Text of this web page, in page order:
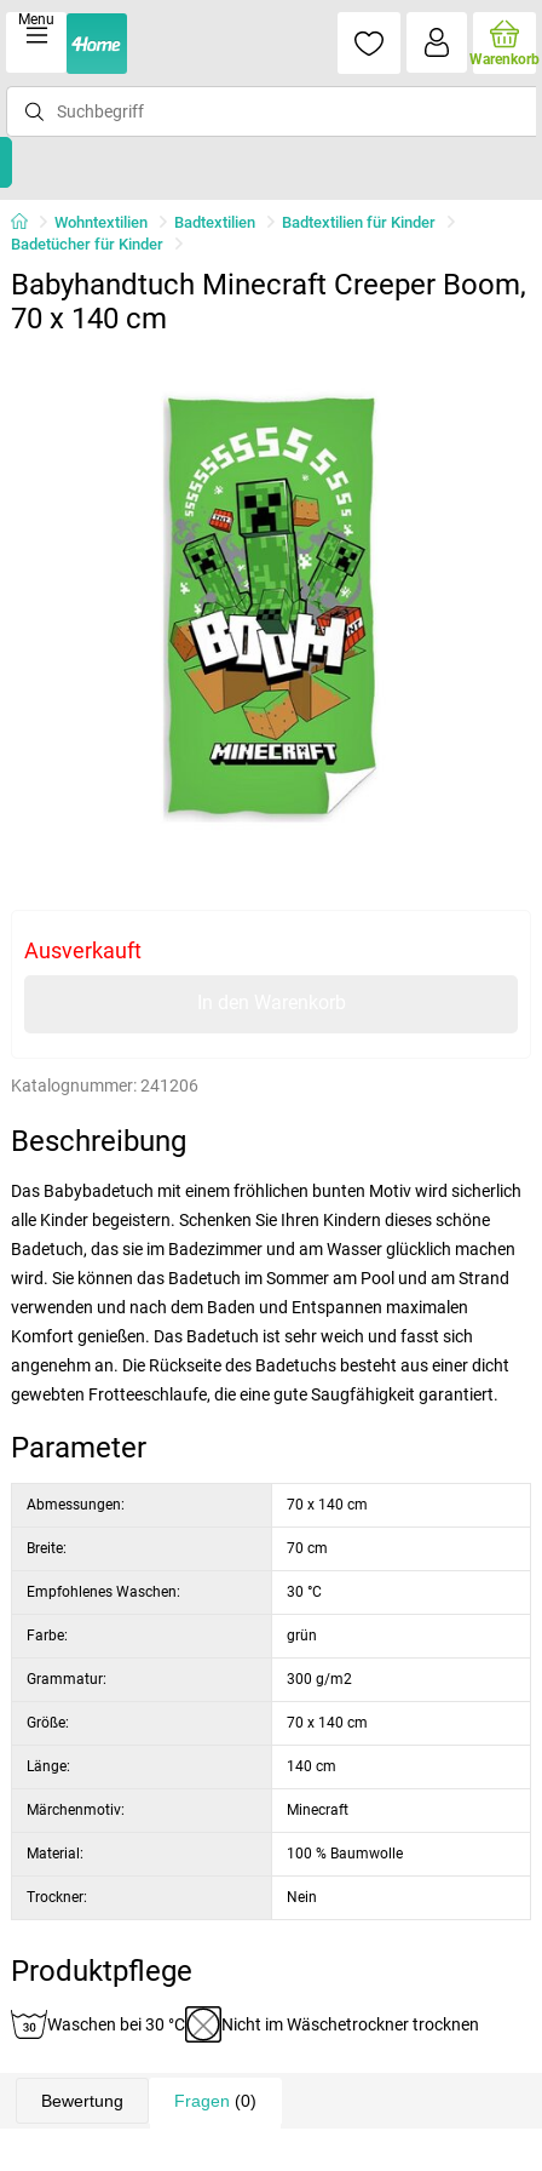
Menu
Warenkorb
Wohntextilien Badtextilien
Badtextilien für Kinder
Badetücher für Kinder
Babyhandtuch Minecraft Creeper Boom,
70 x 140 cm
Ausverkauft
Katalognummer:241206
Beschreibung
Das Babybadetuch mit einem fröhlichen bunten Motiv wird sicherlich
alle Kinder begeistern. Schenken Sie Ihren Kindern dieses schöne
Badetuch, das sie im Badezimmer und am Wasser glücklich machen
wird. Sie können das Badetuch im Sommer am Pool und am Strand
verwenden und nach dem Baden und Entspannen maximalen
Komfort genießen. Das Badetuch ist sehr weich und fasst sich
angenehm an. Die Rückseite des Badetuchs besteht aus einer dicht
gewebten Frotteeschlaufe, die eine gute Saugfähigkeit garantiert.
Parameter
Abmessungen: 70 x 140 cm
Breite: 70 cm
Empfohlenes Waschen: 30 °C
Farbe: grün
Grammatur: 300 g/m2
Größe: 70 x 140 cm
Länge: 140 cm
Märchenmotiv: Minecraft
Material: 100 % Baumwolle
Trockner: Nein
Produktpflege
Waschen bei 30 °C Nicht im Wäschetrockner trocknen
Bewertung Fragen (0)